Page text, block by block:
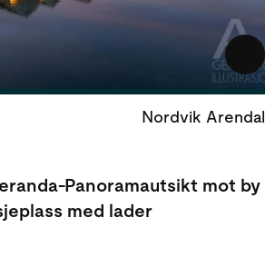
Nordvik Arendal
Panoramautsikt mot by
med lader